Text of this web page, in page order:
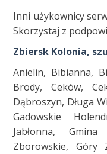
Inni użykownicy
Skorzystaj z
Zbiersk Kolonia,
Anielin, Bibianna,
Brody, Ceków,
Dąbroszyn, Długa
Gadowskie
Jabłonna,
Zborowskie, Góry